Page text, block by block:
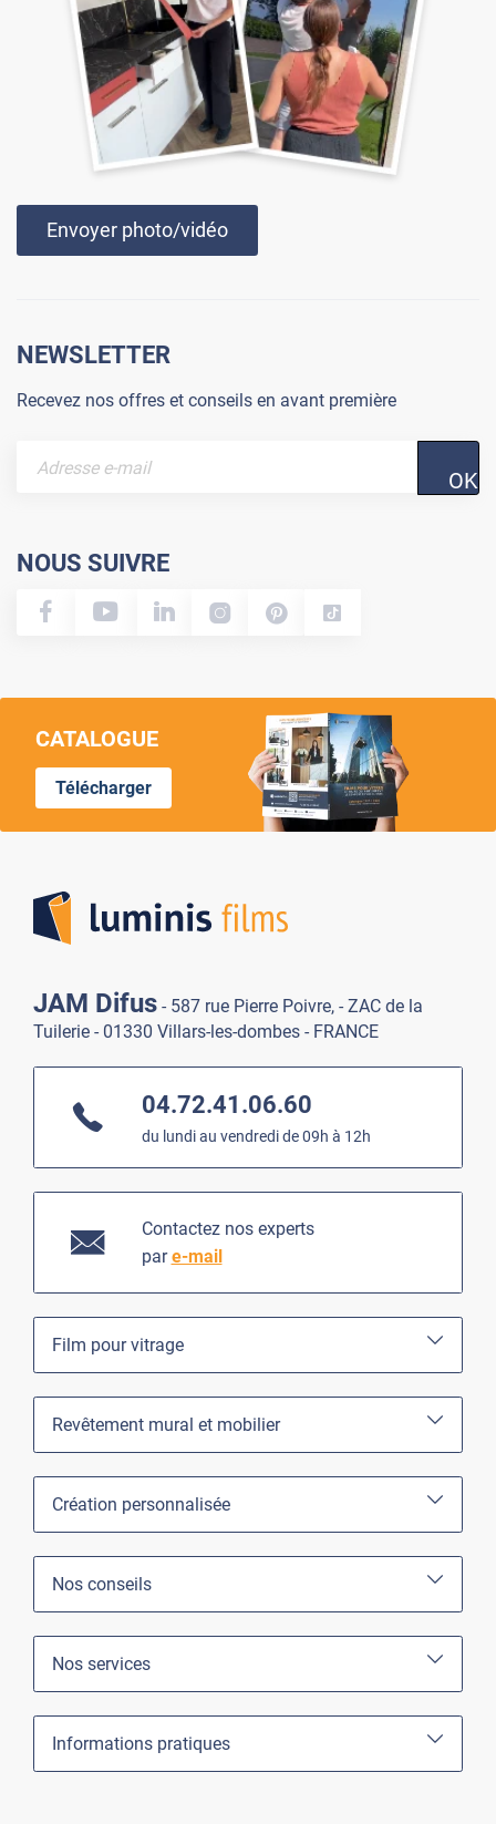
Envoyer photo/vidéo
NEWSLETTER
Recevez nos offres et conseils en avant première
OK
NOUS SUIVRE
CATALOGUE
Télécharger
JAM Difus - 587 rue Pierre Poivre, - ZAC de la
Tuilerie - 01330 Villars-les-dombes - FRANCE
04.72.41.06.60
du lundi au vendredi de 09h à 12h
Contactez nos experts
pare-mail
Film pour vitrage
Revêtement mural et mobilier
Création personnalisée
Nos conseils
Nos services
Informations pratiques